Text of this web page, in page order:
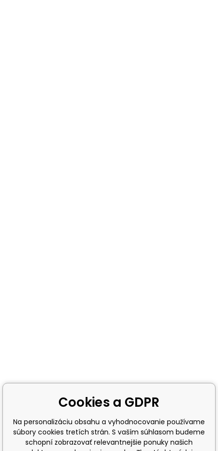
Cookies a GDPR
Na personalizáciu obsahu a vyhodnocovanie používame
súbory cookies tretích strán. S vaším súhlasom budeme
schopní zobrazovať relevantnejšie ponuky našich